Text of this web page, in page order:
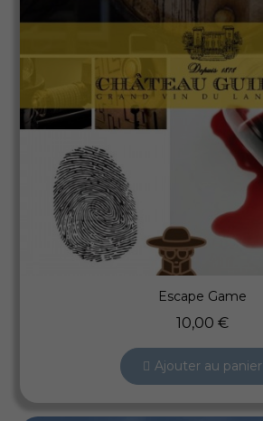
Aperçu rapide
Escape Game
10,00 €
Ajouter au panier